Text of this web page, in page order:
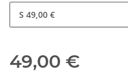
S 49,00 €
49,00 €